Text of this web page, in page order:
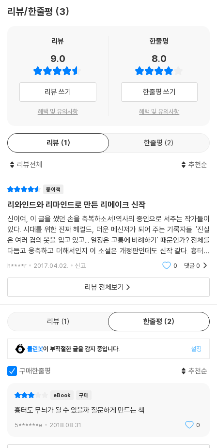
이다. --- p.192
주름에 묻히는 손톱자국이 때로 아쉬우니?감추고 싶었던 흉터가 지금은
뭇 얼굴들 속에서 번쩍, 나를 알아보는 무늬가 되었다. 어디에서건 나를 드
러내는 서명처럼.
흉터가 무늬가 되도록 나는 사랑하고 싸웠다.
들지 못한다. 그렇게 언니가 열일곱이 되던 해, 삼촌의 권유로 치료를 위해
는 미국으로 향한다. 그러나 얼마 후 수술에 실패한 언니는 화장되어 한줌
의 재로 가족에게 돌아온다.
방송작가로 살고 있는 현재의 하경은 언니에 대한 기억을 되찾은 후 그녀
의 죽음에 의문을 품기 시작하고, 언니가 어떤 과정을 거쳐 죽음에 이르게
되었는지 추적해나가기 시작한다.
유년의 상처는 흉터로 남고, 흉터는 나를 이루는 무늬가 된다
하경은 언니의 죽음의 진실을 추적해나가다 뜻밖의 사실을 맞닥뜨린다. 언
경은 혼란에 빠진다. 그리고 그녀를 더욱 혼란스럽게 하는 것은 동생들과
림자 속에 갇혀 숨죽인 채 죽음을 향해 나아가기만 한 줄 알았던 언니에게
도 그녀의 삶이 있었다는 사실을 깨닫게 된다. 그리고 자신의 얼굴에 새겨
진 상처들은 언니의 손톱자국이었고, 그것은 자신에 대한 언니의 저항이기
도 했지만 삶에 대한 투쟁이기도 했다는 사실을.
『흉터와 무늬』는 하경의 고통스러운 성장담을 다루고 있다. 찾고 싶은 기
억과 삭제해버린 기억, 그리고 돌이키고 싶은 진실들이 있다. 그녀의 이야
기는 유년이라는 시간의 보편적이면서도 특수한 시간이 필연적으로 지니
로 그려지지만 또 그만큼이나 어둡고 떠올리고 싶지 않은 상처를 품고 있
다. 우리 모두에게는 유년의 상처가 있다. 그것은 보이든 보이지 않든 흉터
두의 이야기이고, 나의 이야기이다. 아름답지만 서늘하고, 고통스럽지만
다. 만약 아버지 정일도가 이 소설을 본다면 딸의 정강이는 온전하지 못할
리뷰/한줄평 3
리뷰
9.0
리뷰 쓰기
혜택 및 유의사항
한줄평
8.0
한줄평 쓰기
혜택 및 유의사항
리뷰 1 한줄평 2
리뷰전체 추천순
종이책
리와인드와 리마인드로 만든 리메이크 신작
신이여, 이 글을 썼던 손을 축복하소서!역사의 증인으로 서주는 작가들이
있다. 시대를 위한 진짜 헤럴드, 더운 메신저가 되어 주는 기록자들. '진실
은 여러 겹의 옷을 입고 있고... 열정은 고통에 비례하기' 때문인가? 전체를
다듬고 응축하고 더해서인지 이 소설은 개정판인데도 신작 같다. 흉터도
달라졌고 무늬도 새로워 보인다. 오래된 이야기를 새롭게 할 줄 아는 리메
h****r 2017.04.02. 신고 0 댓글0
리뷰 전체보기
리뷰 1 한줄평 2
클린봇이 부적절한 글을 감지 중입니다. 설정
구매한줄평 추천순
eBook 구매
흉터도 무늬가 될 수 있을까 질문하게 만드는 책
5******e 2018.08.31. 0